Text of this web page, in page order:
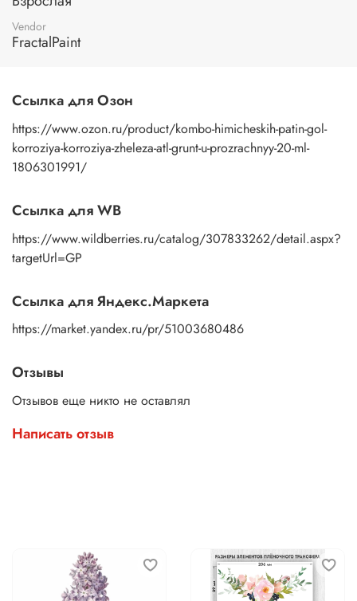
Vendor
FractalPaint
Ссылка для Озон
https://www.ozon.ru/product/kombo-himicheskih-patin-gol-
korroziya-korroziya-zheleza-atl-grunt-u-prozrachnyy-20-ml-
1806301991/
Ссылка для WB
https://www.wildberries.ru/catalog/307833262/detail.aspx?
targetUrl=GP
Ссылка для Яндекс.Маркета
https://market.yandex.ru/pr/51003680486
Отзывы
Отзывов еще никто не оставлял
Написать отзыв